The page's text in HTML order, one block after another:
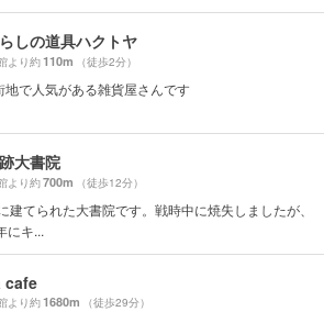
しの道具ハクトヤ
より約110m （徒歩2分）
地で人気がある雑貨屋さんです
大書院
より約700m （徒歩12分）
建てられた大書院です。戦時中に焼失しましたが、
にキ...
cafe
より約1680m （徒歩29分）